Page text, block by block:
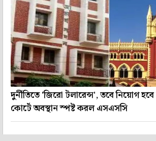
দুর্নীতিতে 'জিরো টলারেন্স', তবে নিয়োগ
কোর্টে অবস্থান স্পষ্ট করল এসএসসি